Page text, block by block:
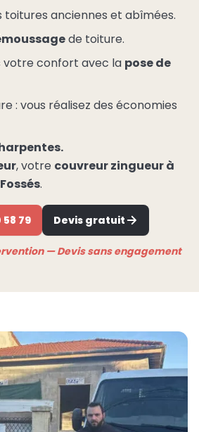
toitures anciennes et abîmées.
de toiture.
votre confort avec la pose de
: vous réalisez des économies
, votre couvreur zingueur à
.
58 79 Devis gratuit
— Devis sans engagement